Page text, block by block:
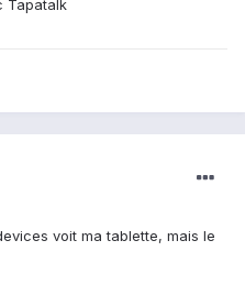
Tapatalk
voit ma tablette, mais le